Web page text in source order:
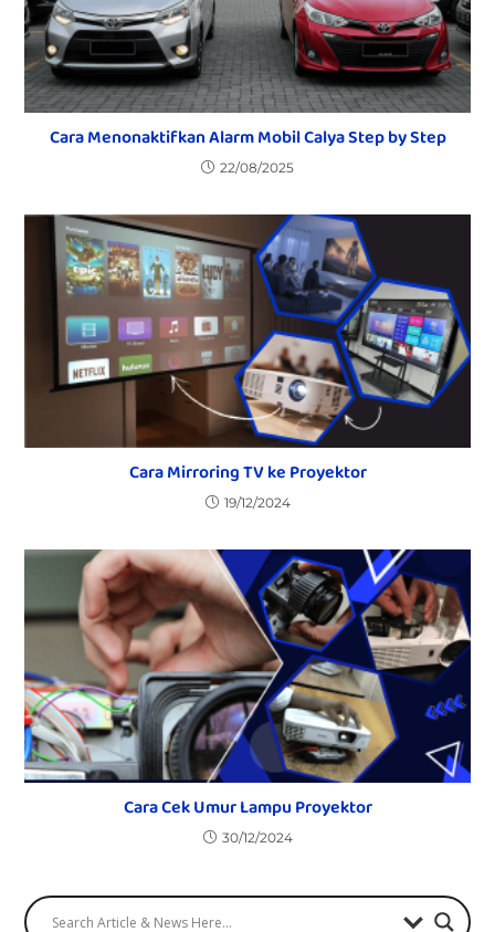
Cara Menonaktifkan Alarm Mobil Calya Step by Step
22/08/2025
Cara Mirroring TV ke Proyektor
19/12/2024
Cara Cek Umur Lampu Proyektor
30/12/2024